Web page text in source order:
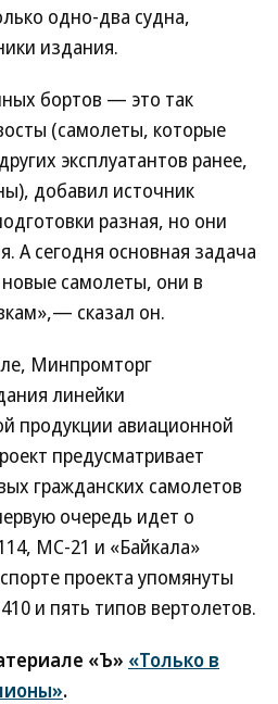
одно-два судна,
издания.
бортов — это так
(самолеты, которые
эксплуатантов ранее,
добавил источник
разная, но они
А сегодня основная задача
самолеты, они в
сказал он.
Минпромторг
линейки
продукции авиационной
предусматривает
гражданских самолетов
очередь идет о
МС-21 и «Байкала»
проекта упомянуты
и пять типов вертолетов.
«Ъ» «Только в
.